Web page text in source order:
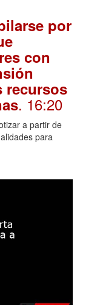
por
con
recursos
. 16:20
a partir de
para